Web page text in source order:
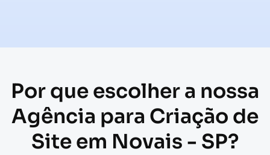
Por que escolher a nossa
Agência para Criação de
Site em Novais - SP?